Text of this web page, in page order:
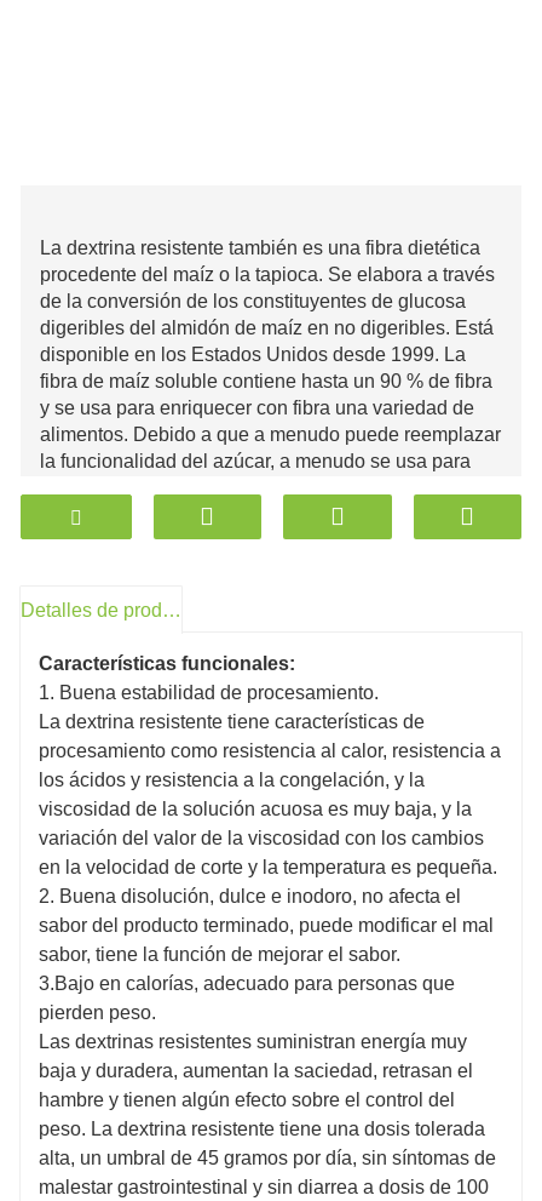
La dextrina resistente también es una fibra dietética
procedente del maíz o la tapioca. Se elabora a través
de la conversión de los constituyentes de glucosa
digeribles del almidón de maíz en no digeribles. Está
disponible en los Estados Unidos desde 1999. La
fibra de maíz soluble contiene hasta un 90 % de fibra
y se usa para enriquecer con fibra una variedad de
alimentos. Debido a que a menudo puede reemplazar
la funcionalidad del azúcar, a menudo se usa para
significa que se disuelve en agua y es estable al
calor, por lo que puede usarse en bebidas calientes,
La dextrina resistente fermenta a un ritmo más lento
muchos de los efectos secundarios negativos (por
ejemplo, hinchazón y flatulencia) que se
experimentan con la fibra soluble. A diferencia de la
maltodextrina, la maltodextrina resistente se puede
utilizar como prebiótico, promoviendo el crecimiento
de bacterias beneficiosas en el intestino. Es puede
ser mejor para regular los niveles de azúcar en la
sangre durante y después de las comidas al no
causar un pico tan pronunciado de azúcar en la
sangre en comparación con la maltodextrina regular.
Más importante aún, la maltodextrina no digerible no
altera los niveles de insulina, por lo que puede ser
una mejor alternativa que la maltodextrina normal
para las personas que viven con diabetes.
Detalles de producto
Características funcionales:
1. Buena estabilidad de procesamiento.
La dextrina resistente tiene características de
procesamiento como resistencia al calor, resistencia a
los ácidos y resistencia a la congelación, y la
viscosidad de la solución acuosa es muy baja, y la
variación del valor de la viscosidad con los cambios
en la velocidad de corte y la temperatura es pequeña.
2. Buena disolución, dulce e inodoro, no afecta el
sabor del producto terminado, puede modificar el mal
sabor, tiene la función de mejorar el sabor.
3.Bajo en calorías, adecuado para personas que
pierden peso.
Las dextrinas resistentes suministran energía muy
baja y duradera, aumentan la saciedad, retrasan el
hambre y tienen algún efecto sobre el control del
peso. La dextrina resistente tiene una dosis tolerada
alta, un umbral de 45 gramos por día, sin síntomas de
malestar gastrointestinal y sin diarrea a dosis de 100